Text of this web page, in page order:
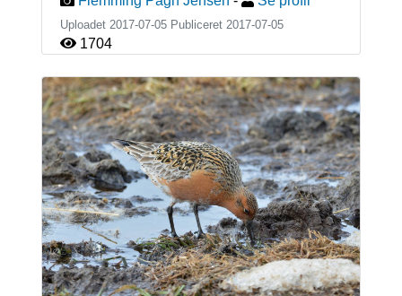
Uploadet 2017-07-05 Publiceret 2017-07-05
1704